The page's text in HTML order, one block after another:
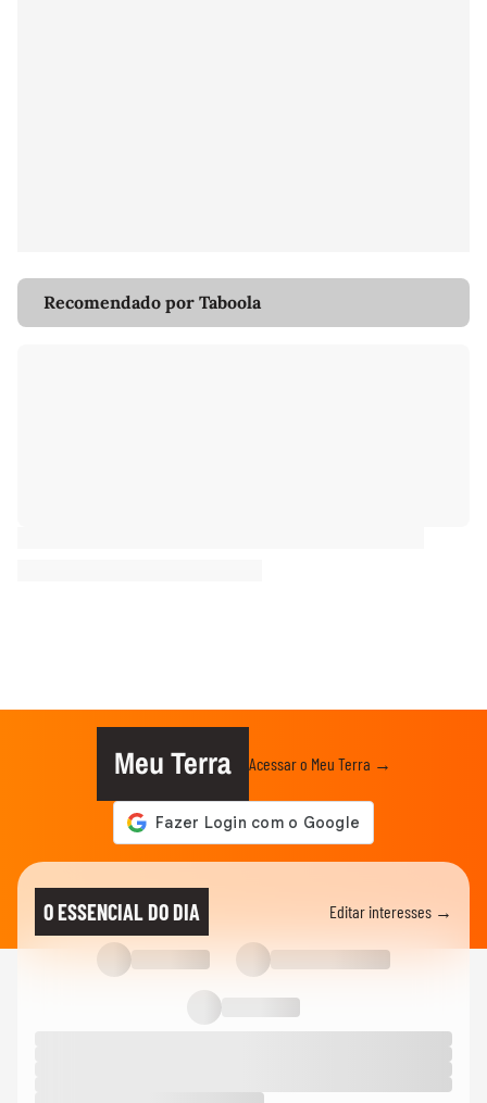
Recomendado por Taboola
Meu Terra Acessar o Meu Terra →
O ESSENCIAL DO DIA Editar interesses →